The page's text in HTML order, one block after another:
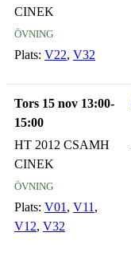
CINEK
övning
Plats: V22, V32
Tors 15 nov 13:00-
15:00
HT 2012 CSAMH
CINEK
övning
Plats: V01 , V11 ,
V12, V32